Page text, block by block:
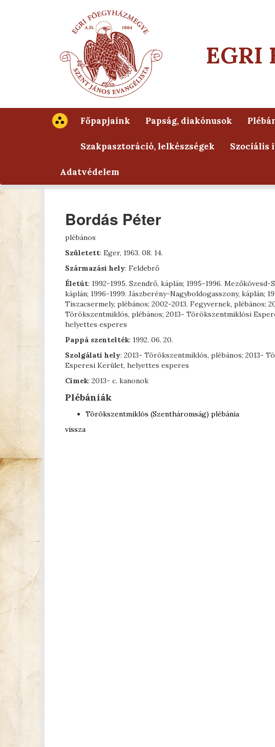
EGRI
Főpapjaink Papság, diakónusok
Szakpasztoráció, lelkészségek Szociális
Adatvédelem
Bordás Péter
plébános
Született: Eger, 1963. 08. 14.
Származási hely: Feldebrő
Életút: 1992-1995. Szendrő, káplán; 1995-1996. Mezőkövesd-
káplán; 1996-1999. Jászberény-Nagyboldogasszony, káplán;
Tiszacsermely, plébános; 2002-2013. Fegyvernek, plébános;
Törökszentmiklós, plébános; 2013- Törökszentmiklósi
helyettes esperes
Pappá szentelték: 1992. 06. 20.
Szolgálati hely: 2013- Törökszentmiklós, plébános; 2013-
Esperesi Kerület, helyettes esperes
Címek: 2013- c. kanonok
Plébániák
Törökszentmiklós (Szentháromság) plébánia
vissza